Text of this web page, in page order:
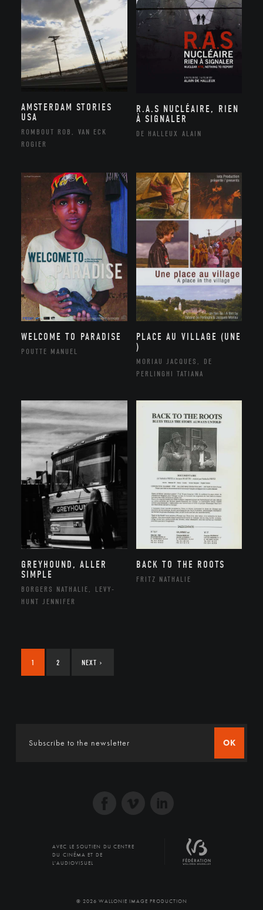
AMSTERDAM STORIES
USA
ROMBOUT ROB, VAN ECK
ROGIER
R.A.S NUCLÉAIRE, RIEN
À SIGNALER
DE HALLEUX ALAIN
WELCOME TO PARADISE
POUTTE MANUEL
PLACE AU VILLAGE (UNE
)
MORIAU JACQUES, DE
PERLINGHI TATIANA
GREYHOUND, ALLER
SIMPLE
BORGERS NATHALIE, LEVY-
HUNT JENNIFER
BACK TO THE ROOTS
FRITZ NATHALIE
1 2 NEXT ›
OK
AVEC LE SOUTIEN DU CENTRE
DU CINÉMA ET DE
L'AUDIOVISUEL
© 2026 WALLONIE IMAGE PRODUCTION